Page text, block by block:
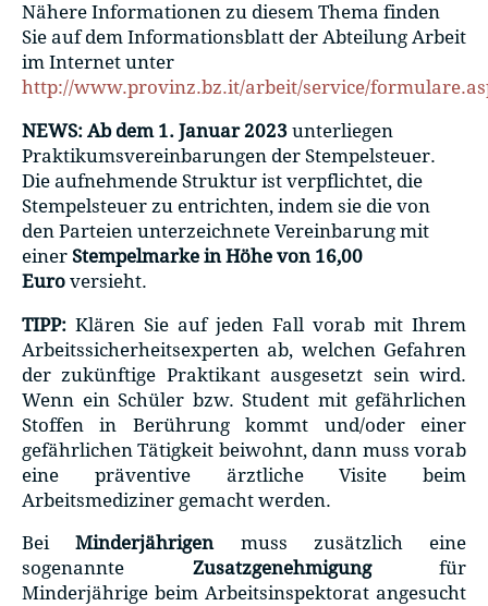
Nähere Informationen zu diesem Thema finden
Sie auf dem Informationsblatt der Abteilung Arbeit
im Internet unter
http://www.provinz.bz.it/arbeit/service/
NEWS: Ab dem 1. Januar 2023 unterliegen
Praktikumsvereinbarungen der Stempelsteuer.
Die aufnehmende Struktur ist verpflichtet, die
Stempelsteuer zu entrichten, indem sie die von
den Parteien unterzeichnete Vereinbarung mit
einer Stempelmarke in Höhe von 16,00
Euro versieht.
TIPP: Klären Sie auf jeden Fall vorab mit Ihrem
Arbeitssicherheitsexperten ab, welchen Gefahren
der zukünftige Praktikant ausgesetzt sein wird.
Wenn ein Schüler bzw. Student mit gefährlichen
Stoffen in Berührung kommt und/oder einer
gefährlichen Tätigkeit beiwohnt, dann muss vorab
eine präventive ärztliche Visite beim
Arbeitsmediziner gemacht werden.
BeiMinderjährigenmuss zusätzlich eine
sogenannte Zusatzgenehmigungfür
Minderjährige beim Arbeitsinspektorat angesucht